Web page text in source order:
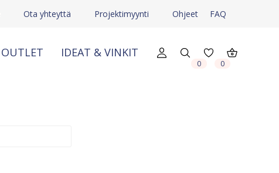
Ota yhteyttä Projektimyynti Ohjeet FAQ
OUTLET IDEAT & VINKIT
0 0